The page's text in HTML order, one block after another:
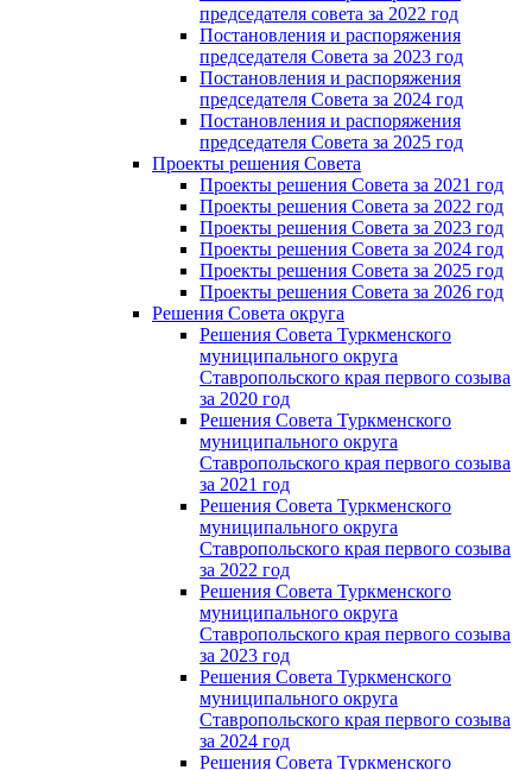
председателя совета за 2022 год
Постановления и распоряжения
председателя Cовета за 2023 год
Постановления и распоряжения
председателя Cовета за 2024 год
Постановления и распоряжения
председателя Cовета за 2025 год
Проекты решения Cовета
Проекты решения Совета за 2021 год
Проекты решения Совета за 2022 год
Проекты решения Cовета за 2023 год
Проекты решения Совета за 2024 год
Проекты решения Совета за 2025 год
Проекты решения Совета за 2026 год
Решения Совета округа
Решения Совета Туркменского
муниципального округа
Ставропольского края первого созыва
за 2020 год
Решения Совета Туркменского
муниципального округа
Ставропольского края первого созыва
за 2021 год
Решения Совета Туркменского
муниципального округа
Ставропольского края первого созыва
за 2022 год
Решения Совета Туркменского
муниципального округа
Ставропольского края первого созыва
за 2023 год
Решения Совета Туркменского
муниципального округа
Ставропольского края первого созыва
за 2024 год
Решения Совета Туркменского